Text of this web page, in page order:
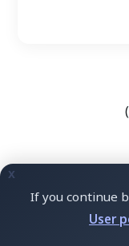
If you continue
User
x
)